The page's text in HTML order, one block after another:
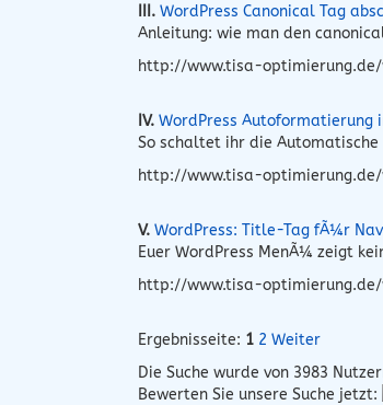
III. WordPress Canonical Tag
Anleitung: wie man den
http://www.tisa-
IV. WordPress Autoformatierung
So schaltet ihr die
http://www.tisa-
V. WordPress: Title-Tag fÃ¼r
Euer WordPress MenÃ¼ zeigt
http://www.tisa-
Ergebnisseite: 1 2 Weiter
Die Suche wurde von 3983
Bewerten Sie unsere Suche jetzt: